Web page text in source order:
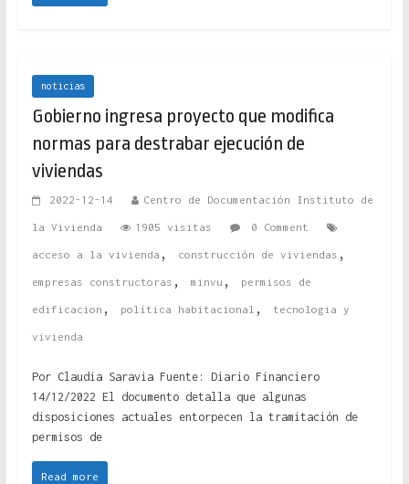
noticias
Gobierno ingresa proyecto que modifica
normas para destrabar ejecución de
viviendas
2022-12-14 Centro de Documentación Instituto de
la Vivienda 1905 visitas 0 Comment
acceso a la vivienda , construcción de viviendas ,
empresas constructoras , minvu , permisos de
edificacion , política habitacional , tecnologia y
vivienda
Por Claudia Saravia Fuente: Diario Financiero
14/12/2022 El documento detalla que algunas
disposiciones actuales entorpecen la tramitación de
permisos de
Read more